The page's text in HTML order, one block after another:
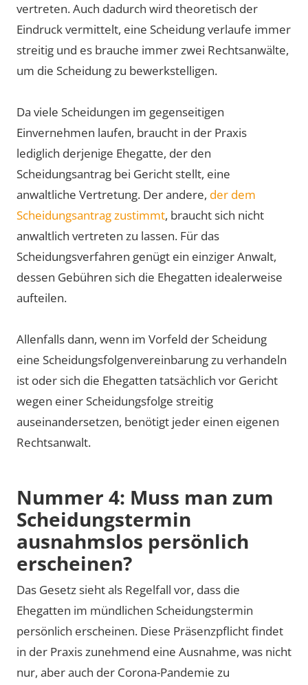
vertreten. Auch dadurch wird theoretisch der
Eindruck vermittelt, eine Scheidung verlaufe immer
streitig und es brauche immer zwei Rechtsanwälte,
um die Scheidung zu bewerkstelligen.
Da viele Scheidungen im gegenseitigen
Einvernehmen laufen, braucht in der Praxis
lediglich derjenige Ehegatte, der den
Scheidungsantrag bei Gericht stellt, eine
anwaltliche Vertretung. Der andere, der dem
Scheidungsantrag zustimmt, braucht sich nicht
anwaltlich vertreten zu lassen. Für das
Scheidungsverfahren genügt ein einziger Anwalt,
dessen Gebühren sich die Ehegatten idealerweise
aufteilen.
Allenfalls dann, wenn im Vorfeld der Scheidung
eine Scheidungsfolgenvereinbarung zu verhandeln
ist oder sich die Ehegatten tatsächlich vor Gericht
wegen einer Scheidungsfolge streitig
auseinandersetzen, benötigt jeder einen eigenen
Rechtsanwalt.
Nummer 4: Muss man zum
Scheidungstermin
ausnahmslos persönlich
erscheinen?
Das Gesetz sieht als Regelfall vor, dass die
Ehegatten im mündlichen Scheidungstermin
persönlich erscheinen. Diese Präsenzpflicht findet
in der Praxis zunehmend eine Ausnahme, was nicht
nur, aber auch der Corona-Pandemie zu